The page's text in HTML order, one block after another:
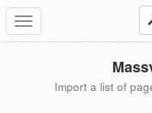
Toggle
navigation
Import a list of